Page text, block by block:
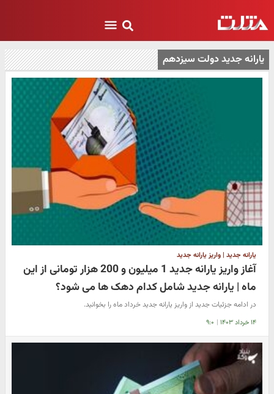
یارانه جدید دولت سیزدهم
یارانه جدید | واریز یارانه جدید
آغاز واریز یارانه جدید 1 میلیون و 200 هزار تومانی از این
ماه | یارانه جدید شامل کدام دهک ها می شود؟
در ادامه جزئیات جدید از واریز یارانه جدید خرداد ماه را بخوانید.
۱۴ خرداد ۱۴۰۳ | ۹:۰